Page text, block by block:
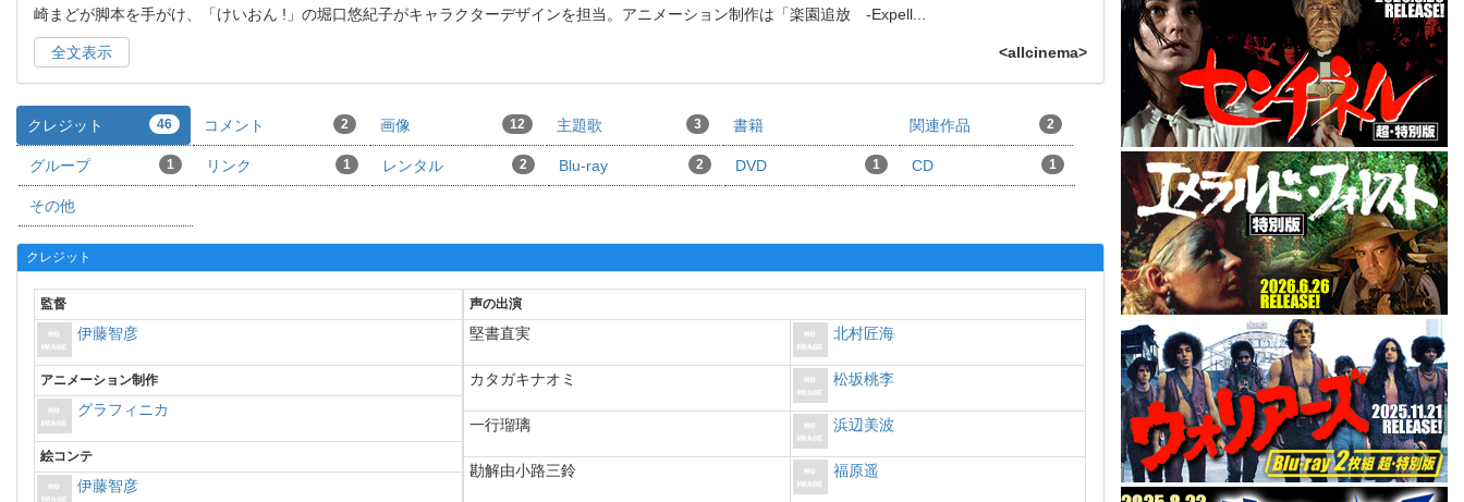
崎まどが脚本を手がけ、「けいおん !」の堀口悠紀子がキャラクターデザインを担当。アニメーション制作は「楽園追放 -Expell
全文表示 <allcinema>
クレジット 46 コメント 2 画像 12 主題歌 3 書籍 関連作品 2
グループ 1 リンク 1 レンタル 2 Blu-ray 2 DVD 1 CD 1
その他
クレジット
監督
伊藤智彦
アニメーション制作
グラフィニカ
絵コンテ
伊藤智彦
声の出演
堅書直実 北村匠海
カタガキナオミ 松坂桃李
一行瑠璃 浜辺美波
勘解由小路三鈴 福原遥